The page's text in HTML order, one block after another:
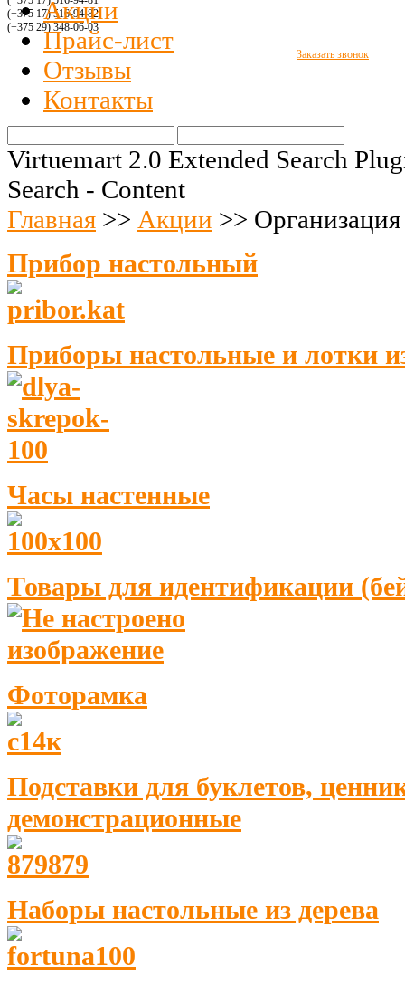
(+375 17) 516-94-82
(+375 29) 348-06-03
Заказать звонок
Акции
Прайс-лист
Отзывы
Контакты
Virtuemart 2.0 Extended Search
Search - Content
Главная >> Акции >>
Прибор настольный
Приборы настольные и лотки
Часы настенные
Товары для идентификации
Фоторамка
Подставки для буклетов,
демонстрационные
Наборы настольные из дерева